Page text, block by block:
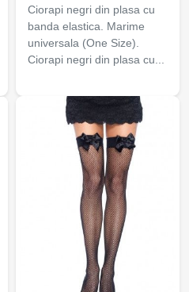
Ciorapi negri din plasa cu
banda elastica. Marime
universala (One Size).
Ciorapi negri din plasa cu...